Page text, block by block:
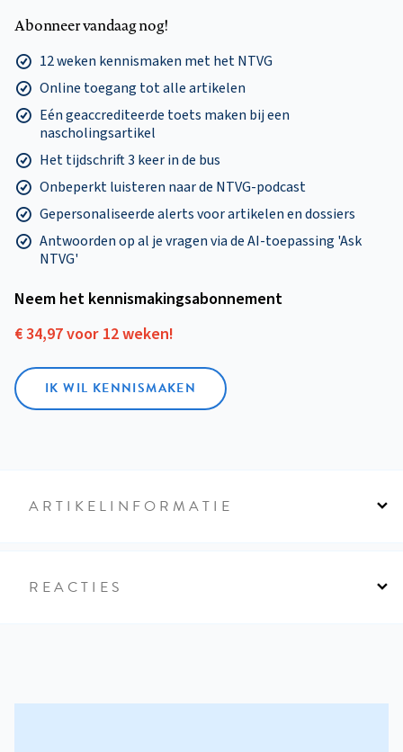
Abonneer vandaag nog!
12 weken kennismaken met het NTVG
Online toegang tot alle artikelen
Eén geaccrediteerde toets maken bij een
nascholingsartikel
Het tijdschrift 3 keer in de bus
Onbeperkt luisteren naar de NTVG-podcast
Gepersonaliseerde alerts voor artikelen en dossiers
Antwoorden op al je vragen via de AI-toepassing 'Ask
NTVG'
Neem het kennismakings­abonnement
€ 34,97 voor 12 weken!
IK WIL KENNISMAKEN
ARTIKELINFORMATIE
REACTIES